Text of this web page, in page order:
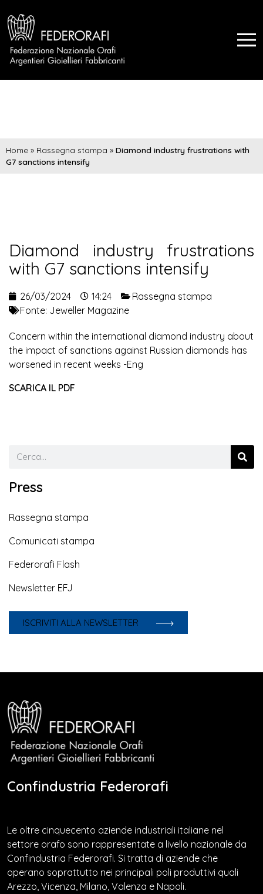
Home » Rassegna stampa » Diamond industry frustrations with
G7 sanctions intensify
Diamond industry frustrations
with G7 sanctions intensify
26/03/2024 14:24
Rassegna stampa
Fonte: Jeweller Magazine
Concern within the international diamond industry about
the impact of sanctions against Russian diamonds has
worsened in recent weeks -Eng
SCARICA IL PDF
Press
Rassegna stampa
Comunicati stampa
Federorafi Flash
Newsletter EFJ
ISCRIVITI ALLA NEWSLETTER
Confindustria Federorafi
Le oltre cinquecento aziende industriali italiane nel
settore orafo sono rappresentate a livello nazionale da
Confindustria Federorafi. Si tratta di aziende che
operano soprattutto nei principali poli produttivi quali
Arezzo, Vicenza, Milano, Valenza e Napoli.